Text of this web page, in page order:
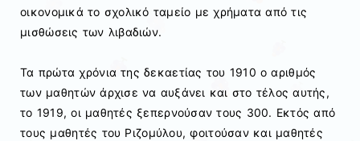
οικονομικά το σχολικό ταμείο με χρήματα από τις
μισθώσεις των λιβαδιών.
Τα πρώτα χρόνια της δεκαετίας του 1910 ο αριθμός
των μαθητών άρχισε να αυξάνει και στο τέλος αυτής,
το 1919, οι μαθητές ξεπερνούσαν τους 300. Εκτός από
τους μαθητές του Ριζομύλου, φοιτούσαν και μαθητές